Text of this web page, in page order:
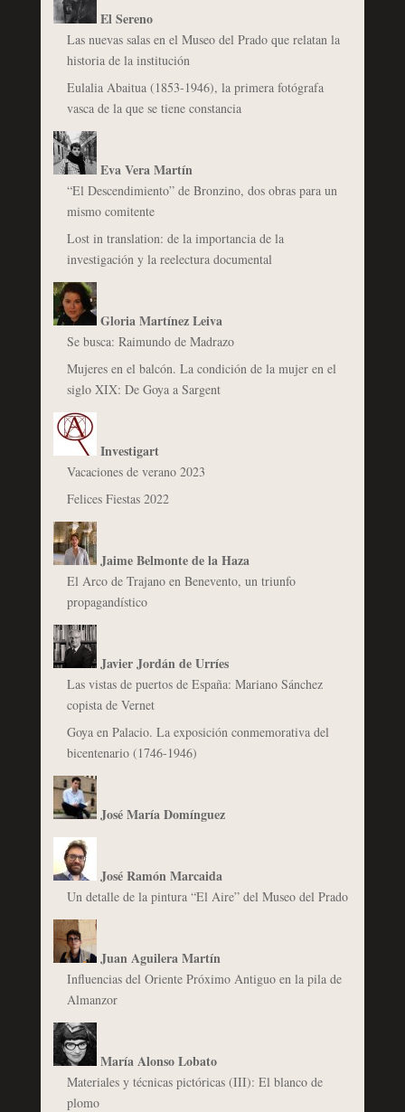
El Sereno
Las nuevas salas en el Museo del Prado que relatan la
historia de la institución
Eulalia Abaitua (1853-1946), la primera fotógrafa
vasca de la que se tiene constancia
Eva Vera Martín
“El Descendimiento” de Bronzino, dos obras para un
mismo comitente
Lost in translation: de la importancia de la
investigación y la reelectura documental
Gloria Martínez Leiva
Se busca: Raimundo de Madrazo
Mujeres en el balcón. La condición de la mujer en el
siglo XIX: De Goya a Sargent
Investigart
Vacaciones de verano 2023
Felices Fiestas 2022
Jaime Belmonte de la Haza
El Arco de Trajano en Benevento, un triunfo
propagandístico
Javier Jordán de Urríes
Las vistas de puertos de España: Mariano Sánchez
copista de Vernet
Goya en Palacio. La exposición conmemorativa del
bicentenario (1746-1946)
José María Domínguez
José Ramón Marcaida
Un detalle de la pintura “El Aire” del Museo del Prado
Juan Aguilera Martín
Influencias del Oriente Próximo Antiguo en la pila de
Almanzor
María Alonso Lobato
Materiales y técnicas pictóricas (III): El blanco de
plomo